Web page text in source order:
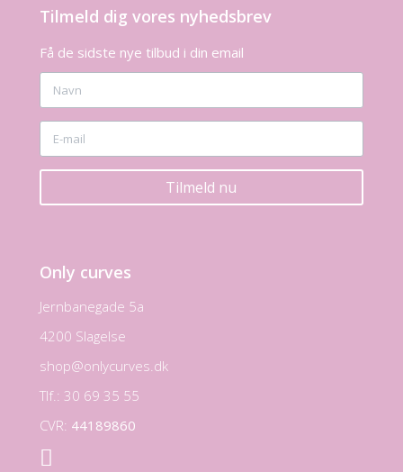
Tilmeld dig vores nyhedsbrev
Få de sidste nye tilbud i din email
Tilmeld nu
Only curves
Jernbanegade 5a
4200 Slagelse
shop@onlycurves.dk
Tlf.: 30 69 35 55
CVR: 44189860
